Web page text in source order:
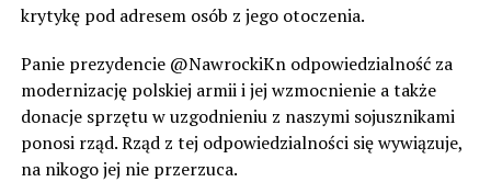
krytykę pod adresem osób z jego otoczenia.
Panie prezydencie @NawrockiKn odpowiedzialność za
modernizację polskiej armii i jej wzmocnienie a także
donacje sprzętu w uzgodnieniu z naszymi sojusznikami
ponosi rząd. Rząd z tej odpowiedzialności się wywiązuje,
na nikogo jej nie przerzuca.